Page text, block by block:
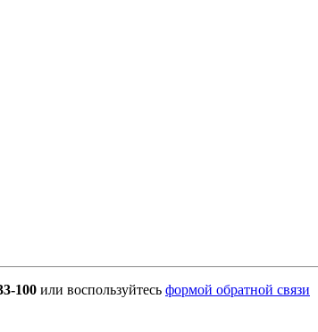
100 или воспользуйтесь формой обратной связи